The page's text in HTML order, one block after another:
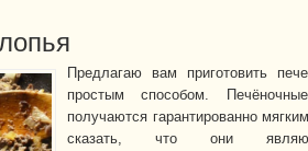
Предлагаю вам приготовить
простым способом.
получаются гарантированно
сказать, что они